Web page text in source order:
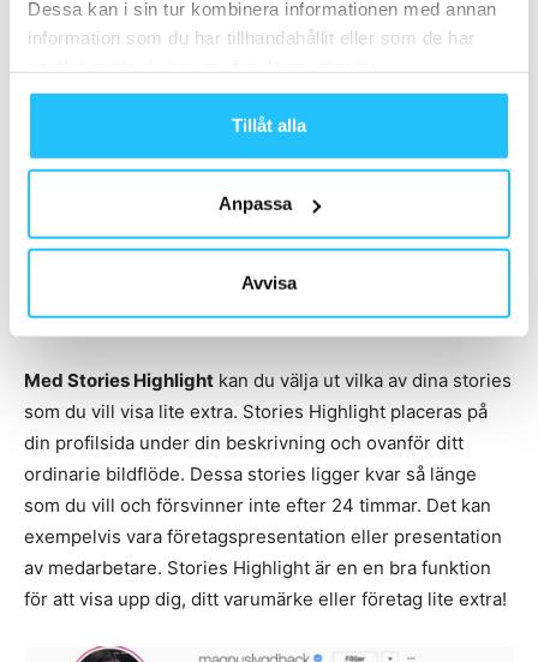
Dessa kan i sin tur kombinera informationen med annan
information som du har tillhandahållit eller som de har
Tillåt alla
Anpassa
Avvisa
Stories
Ett bra sätt att hålla uppe ett bra tempo på Instagram är
att nyttja Stories. Här är kraven på bildkvalitet lägre och
ger dig möjligheter att visa material som inte fick
dubbel så många användare som exempelvis
konkurrenten Snapchat. Vilket gör att du inte
nödvändigtvis behöver arbeta i dubbla kanaler.
Med Stories Highlight kan du välja ut vilka av dina stories
som du vill visa lite extra. Stories Highlight placeras på
din profilsida under din beskrivning och ovanför ditt
ordinarie bildflöde. Dessa stories ligger kvar så länge
som du vill och försvinner inte efter 24 timmar. Det kan
exempelvis vara företagspresentation eller presentation
av medarbetare. Stories Highlight är en en bra funktion
för att visa upp dig, ditt varumärke eller företag lite extra!